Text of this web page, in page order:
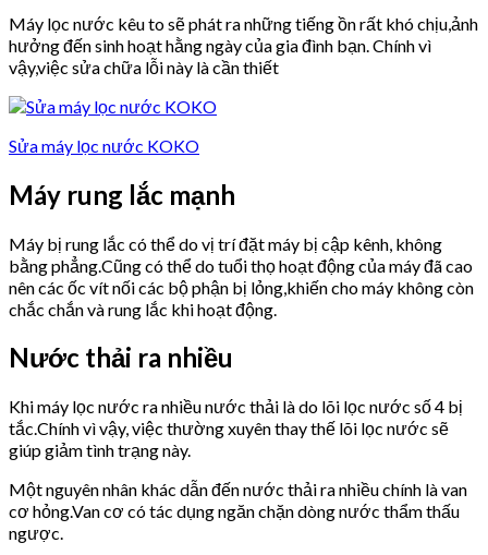
Máy lọc nước kêu to sẽ phát ra những tiếng ồn rất khó chịu,ảnh
hưởng đến sinh hoạt hằng ngày của gia đình bạn. Chính vì
vậy,việc sửa chữa lỗi này là cần thiết
Sửa máy lọc nước KOKO
Máy rung lắc mạnh
Máy bị rung lắc có thể do vị trí đặt máy bị cập kênh, không
bằng phẳng.Cũng có thể do tuổi thọ hoạt động của máy đã cao
nên các ốc vít nối các bộ phận bị lỏng,khiến cho máy không còn
chắc chắn và rung lắc khi hoạt động.
Nước thải ra nhiều
Khi máy lọc nước ra nhiều nước thải là do lõi lọc nước số 4 bị
tắc.Chính vì vậy, việc thường xuyên thay thế lõi lọc nước sẽ
giúp giảm tình trạng này.
Một nguyên nhân khác dẫn đến nước thải ra nhiều chính là van
cơ hỏng.Van cơ có tác dụng ngăn chặn dòng nước thẩm thấu
ngược.